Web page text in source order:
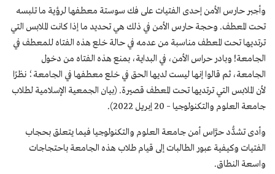
وأجبر حارس الأمن إحدى الفتيات على فك سوستة معطفها لرؤية ما تلبسه
تحت المعطف. وحجة حارس الأمن في ذلك هي تحديد ما إذا كانت الملابس التي
ترتديها تحت المعطف مناسبة من عدمه في حالة خلع هذه الفتاه للمعطف في
الجامعة! وبادر حراس الأمن، في البداية، بمنع هذه الفتاه من دخول
الجامعة، ثم قالوا إنها ليست لديها الحق في خلع معطفها في الجامعة؛ نظرًا
لأن الملابس التي ترتديها تحت المعطف قصيرة. (بيان الجمعية الإسلامية لطلاب
جامعة العلوم والتكنولوجيا – 20 إبريل 2022).
وأدى تشدُّد حرَّاس أمن جامعة العلوم والتكنولوجيا فيما يتعلق بحجاب
الفتيات وكيفية عبور الطالبات إلى قيام طلاب هذه الجامعة باحتجاجات
واسعة النطاق.